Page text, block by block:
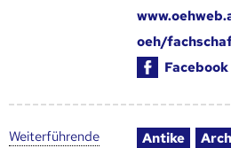
oeh/
Facebook
Weiter­führende
Antike